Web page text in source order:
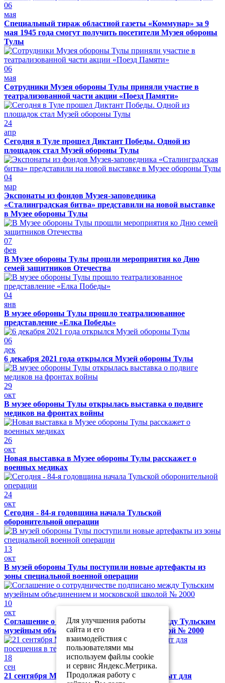
06
мая
Специальный тираж областной газеты «Коммунар» за 9
мая 1945 года смогут получить посетители Музея обороны
Тулы
06
мая
Сотрудники Музея обороны Тулы приняли участие в
театрализованной части акции «Поезд Памяти»
24
апр
Сегодня в Туле прошел Диктант Победы. Одной из
площадок стал Музей обороны Тулы
04
мар
Экспонаты из фондов Музея-заповедника
«Сталинградская битва» представили на новой выставке
в Музее обороны Тулы
07
фев
В Музее обороны Тулы прошли мероприятия ко Дню
семей защитников Отечества
04
янв
В музее обороны Тулы прошло театрализованное
представление «Елка Победы»
06
дек
6 декабря 2021 года открылся Музей обороны Тулы
29
окт
В музее обороны Тулы открылась выставка о подвиге
медиков на фронтах войны
26
окт
Новая выставка в Музее обороны Тулы расскажет о
военных медиках
24
окт
Сегодня - 84-я годовщина начала Тульской
оборонительной операции
13
окт
В музей обороны Тулы поступили новые артефакты из
зоны специальной военной операции
10
окт
Соглашение о сотрудничестве подписано между Тульским
музейным объединением и московской школой № 2000
18
сен
21 сентября Музей обороны Тулы будет закрыт для
Для улучшения работы
сайта и его
взаимодействия с
пользователями мы
используем файлы cookie
и сервис Яндекс.Метрика.
Продолжая работу с